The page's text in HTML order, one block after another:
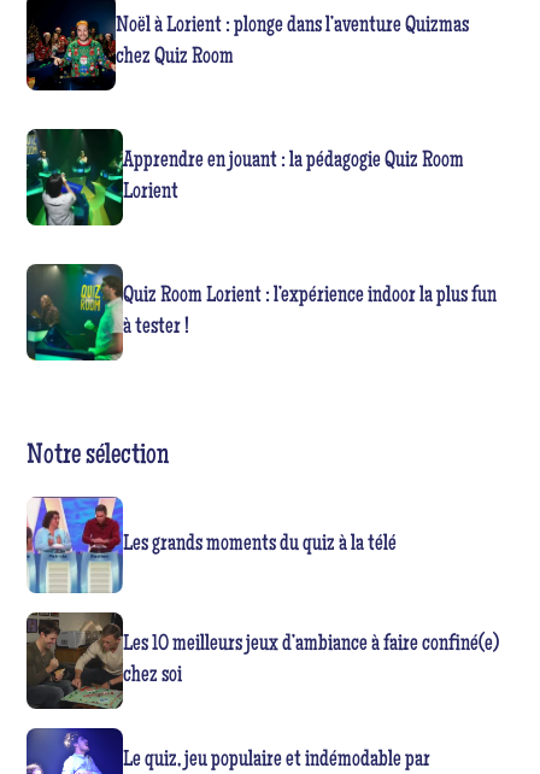
Noël à Lorient : plonge dans l’aventure Quizmas
chez Quiz Room
Apprendre en jouant : la pédagogie Quiz Room
Lorient
Quiz Room Lorient : l’expérience indoor la plus fun
à tester !
Notre sélection
Les grands moments du quiz à la télé
Les 10 meilleurs jeux d’ambiance à faire confiné(e)
chez soi
Le quiz, jeu populaire et indémodable par